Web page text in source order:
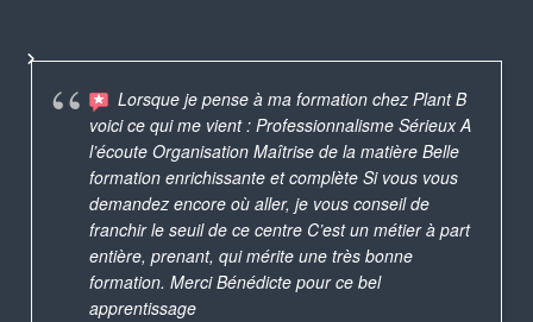
Lorsque je pense à ma formation chez Plant B
voici ce qui me vient : Professionnalisme Sérieux A
l’écoute Organisation Maîtrise de la matière Belle
formation enrichissante et complète Si vous vous
demandez encore où aller, je vous conseil de
franchir le seuil de ce centre C’est un métier à part
entière, prenant, qui mérite une très bonne
formation. Merci Bénédicte pour ce bel
apprentissage